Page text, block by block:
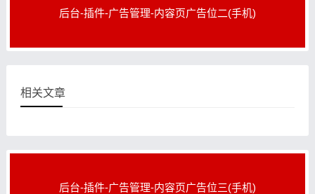
后台-插件-广告管理-内容页广告位二(手机)
相关文章
后台-插件-广告管理-内容页广告位三(手机)